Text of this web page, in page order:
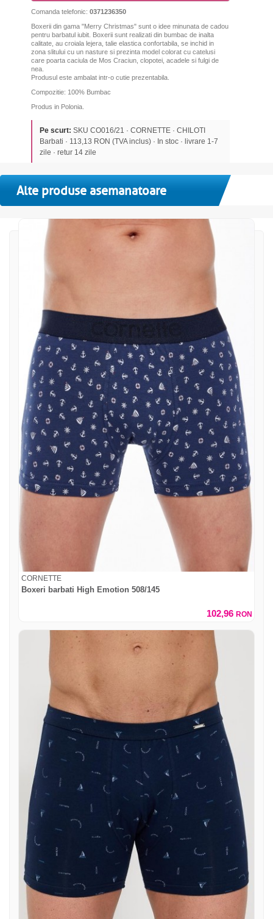
Comanda telefonic: 0371236350
Boxerii din gama "Merry Christmas" sunt o idee minunata de cadou
pentru barbatul iubit. Boxerii sunt realizati din bumbac de inalta
calitate, au croiala lejera, talie elastica confortabila, se inchid in
zona slitului cu un nasture si prezinta model colorat cu catelusi
care poarta caciula de Mos Craciun, clopotei, acadele si fulgi de
nea.
Produsul este ambalat intr-o cutie prezentabila.
Compozitie: 100% Bumbac
Produs in Polonia.
Pe scurt: SKU CO016/21 · CORNETTE · CHILOTI
Barbati · 113,13 RON (TVA inclus) · In stoc · livrare 1-7
zile · retur 14 zile
Alte produse asemanatoare
CORNETTE
Boxeri barbati High Emotion 508/145
102,96 RON